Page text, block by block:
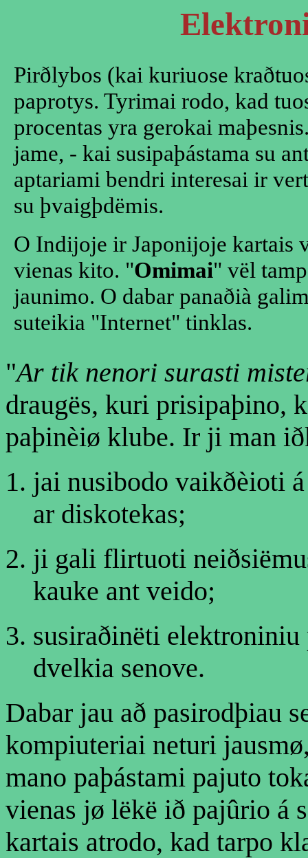
Pirðlybos (kai kuriuose
paprotys. Tyrimai rodo, kad
procentas yra gerokai
jame, - kai susipaþástama su
aptariami bendri interesai ir
su þvaigþdëmis.
O Indijoje ir Japonijoje kartais
vienas kito. "Omimai" vël
jaunimo. O dabar panaðià
suteikia "Internet" tinklas.
"Ar tik nenori surasti
draugës, kuri prisipaþino,
paþinèiø klube. Ir ji man
jai nusibodo vaikðèioti
ar diskotekas;
ji gali flirtuoti
kauke ant veido;
susiraðinëti
dvelkia senove.
Dabar jau að pasirodþiau
kompiuteriai neturi
mano paþástami pajuto
vienas jø lëkë ið pajûrio á
kartais atrodo, kad tarpo